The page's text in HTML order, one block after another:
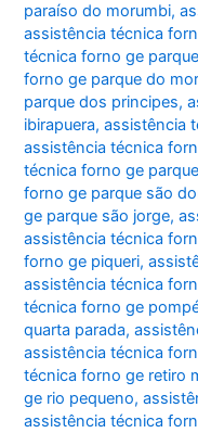
paraíso do morumbi,
assistência técnica
técnica forno ge
forno ge parque do
parque dos principes,
ibirapuera,assistência
assistência técnica
técnica forno ge
forno ge parque são
ge parque são jorge,
assistência técnica
forno ge piqueri,
assistência técnica
técnica forno ge
quarta parada,
assistência técnica
técnica forno ge retiro
ge rio pequeno,
assistência técnica